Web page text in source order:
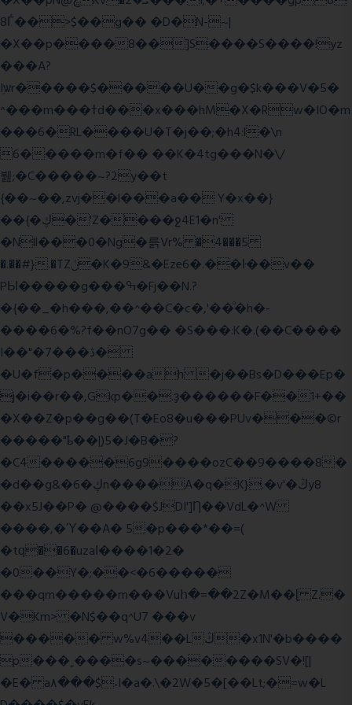
8Ѓ��>$��g�� �D�N-~|
�X��p����8��]S����S����!yz
���A?
Iۭѡr�����$�����U��g�$k���V�5�
^���m���ߙd���x���hM�X�Rw�IO�m
���6�RL����U�T�j��;�h4:l�\n
6�����m�f�� ��K�4tg���N�\/
뷆;�C�����~?2y��t
{��~��,zvj��l���a�� Y�x��}
��{�ڮ�'Z����ջ4E1�n'
�Nll���0�Ng�륽Vr% �4���5
�.��#}.�TZݩ�K�9&�Eze6�.��ŀ��v��
PЫ�����g���ߒ�Fj��N.?
�{��_�h���,��^��C�c�,'��ͦ�h�-
����6�%?f��nO7 g�� �S���:K�.(��C����
I��"�7 ���ڎ�
�U�f�p����ah �j��Bs�D���Ep�
j�i��r��,Gkp��.ҙ������F��1+��
�X��Z�p��g��(T�Eo8�u���PUv���©r
�����"ҍ��|)5�J�B�?
�C4�����6g9����ozC��9����8�
�d��g&�6�ڮn����A�q�K}.�v'�ڭy8
��x5J��P� @����$JDI']Ƞ��VdL�^W
����,�Ύ��A� 5�p���*��=(
�tԛ��6�uzaІ����1�2�
�0��Y�;��<�6�����
���qm�����m���Vuհ�=��2Z�M��ɭ Z.�
V�Km> �N$��q^U7 ���v
����� w%v4��Lڭ�x1N'�b����
p���˿����s~��������SV�![|
�E� a٨���$˖I�a�.\�2W�5�[��Lt;�=w�L